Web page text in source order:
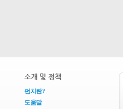
소개 및 정책
펀치란?
도움말